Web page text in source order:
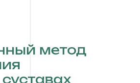
метод